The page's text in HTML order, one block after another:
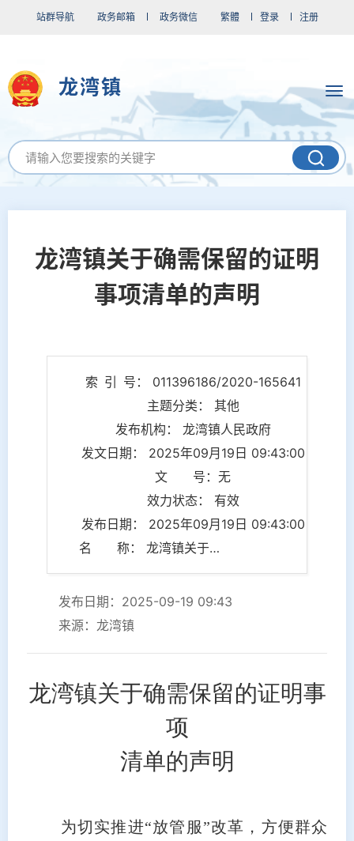
站群导航 政务邮箱 政务微信 繁體 登录 注册
龙湾镇
龙湾镇关于确需保留的证明
事项清单的声明
索 引 号： 011396186/2020-165641
主题分类： 其他
发布机构： 龙湾镇人民政府
发文日期： 2025年09月19日 09:43:00
文 号：无
效力状态： 有效
发布日期： 2025年09月19日 09:43:00
名 称： 龙湾镇关于确需保留的证明事项清单的声明
发布日期：2025-09-19 09:43
来源：龙湾镇
龙湾镇关于确需保留的证明事
项
清单的声明
为切实推进“放管服”改革，方便群众